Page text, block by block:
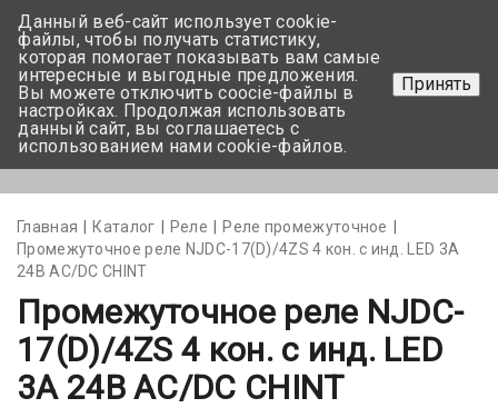
+375 17-350-99-56
+375 44-752-82-08
Задать вопрос
Главная Каталог Реле
Реле промежуточное
Промежуточное реле NJDC-17(D)/4ZS 4 кон. с инд. LED 3А
24В АС/DC CHINT
Промежуточное реле NJDC-
17(D)/4ZS 4 кон. с инд. LED
3А 24В АС/DC CHINT
Данный веб-сайт использует cookie-
файлы, чтобы получать статистику,
которая помогает показывать вам самые
интересные и выгодные предложения.
Вы можете отключить coocie-файлы в
настройках. Продолжая использовать
данный сайт, вы соглашаетесь с
использованием нами cookie-файлов.
Принять